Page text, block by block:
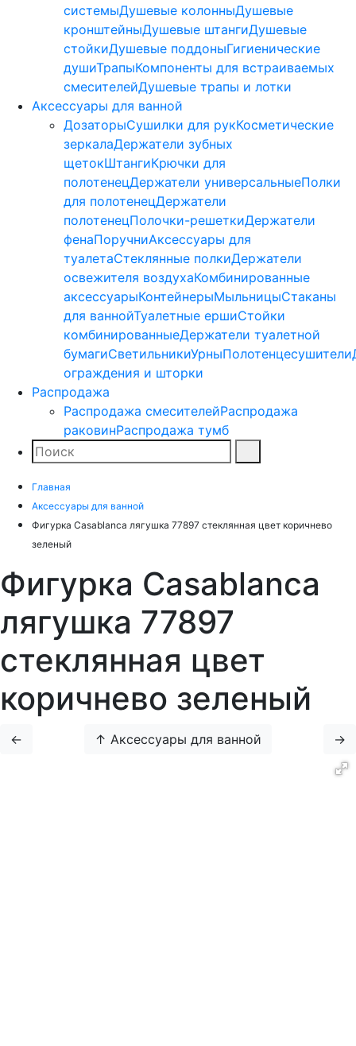
системыДушевые колонныДушевые
кронштейныДушевые штангиДушевые
стойкиДушевые поддоныГигиенические
душиТрапыКомпоненты для встраиваемых
смесителейДушевые трапы и лотки
Аксессуары для ванной
ДозаторыСушилки для рукКосметические
зеркалаДержатели зубных
щетокШтангиКрючки для
полотенецДержатели универсальныеПолки
для полотенецДержатели
полотенецПолочки-решеткиДержатели
фенаПоручниАксессуары для
туалетаСтеклянные полкиДержатели
освежителя воздухаКомбинированные
аксессуарыКонтейнерыМыльницыСтаканы
для ваннойТуалетные ершиСтойки
комбинированныеДержатели туалетной
бумагиСветильникиУрныПолотенцесушители
ограждения и шторки
Распродажа
Распродажа смесителейРаспродажа
раковинРаспродажа тумб
Поиск
Главная
Аксессуары для ванной
Фигурка Casablanca лягушка 77897 стеклянная цвет коричнево
зеленый
Фигурка Casablanca
лягушка 77897
стеклянная цвет
коричнево зеленый
← ↑ Аксессуары для ванной →